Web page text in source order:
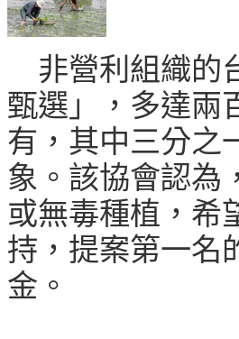
非營利組織的
甄選」，多達兩
有，其中三分之
象。該協會認為
或無毒種植，希
持，提案第一名
金。